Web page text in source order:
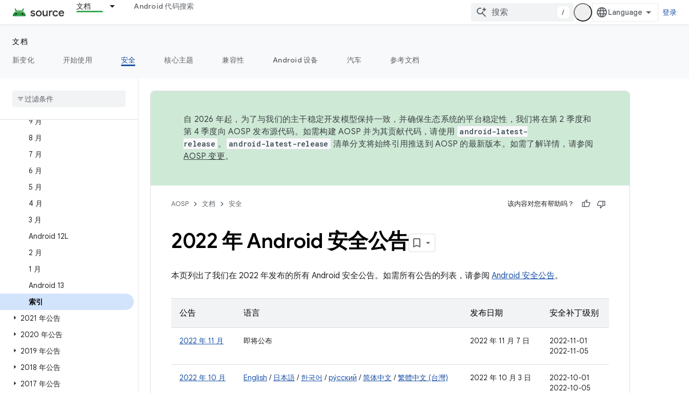
文档 Android 代码搜索
/ 登录
文档
新变化
开始使用 安全 核心主题 兼容性 Android 设备 汽车 参考文档
2025 年公告
2024 年公告
2023 年公告
2022 年公告
10 月
9 月
8 月
7 月
6 月
5 月
4 月
3 月
Android 12L
2 月
1 月
Android 13
索引
2021 年公告
2020 年公告
2019 年公告
2018 年公告
2017 年公告
自 2026 年起，为了与我们的主干稳定开发模型保持一致，并确保生态系统的平台稳定性，我们将在第 2 季度和
第 4 季度向 AOSP 发布源代码。如需构建 AOSP 并为其贡献代码，请使用 android-latest-
release 。 android-latest-release 清单分支将始终引用推送到 AOSP 的最新版本。如需了解详情，请参阅
AOSP 变更。
AOSP 文档 安全 该内容对您有帮助吗？
2022 年 Android 安全公告
本页列出了我们在 2022 年发布的所有 Android 安全公告。如需所有公告的列表，请参阅 Android 安全公告。
公告 语言 发布日期 安全补丁级别
2022 年 11 月 即将公布 2022 年 11 月 7 日
2022-11-01
2022-11-05
2022 年 10 月 English / 日本語 / 한국어 /ру́сский /简体中文 /繁體中文 (台灣) 2022 年 10 月 3 日
2022-10-01
2022-10-05